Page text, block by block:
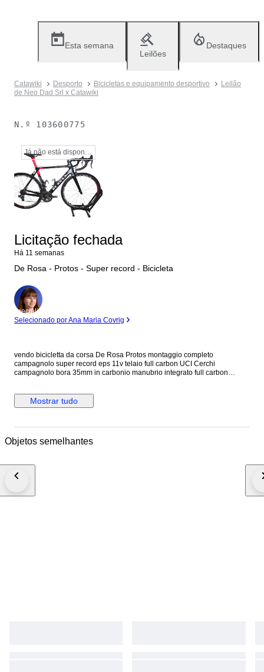
Esta semana
Leilões
Destaques
Catawiki Desporto Bicicletas e equipamento desportivo
Leilão
de Neo Dad Srl x Catawiki
N.º 103600775
Já não está disponível
Licitação fechada
Há 11 semanas
De Rosa - Protos - Super record - Bicicleta
Especialista
Selecionado por Ana Maria Covrig
vendo bicicletta da corsa De Rosa Protos montaggio completo
campagnolo super record eps 11v telaio full carbon UCI Cerchi
campagnolo bora 35mm in carbonio manubrio integrato full carbon
Mostrar tudo
Objetos semelhantes